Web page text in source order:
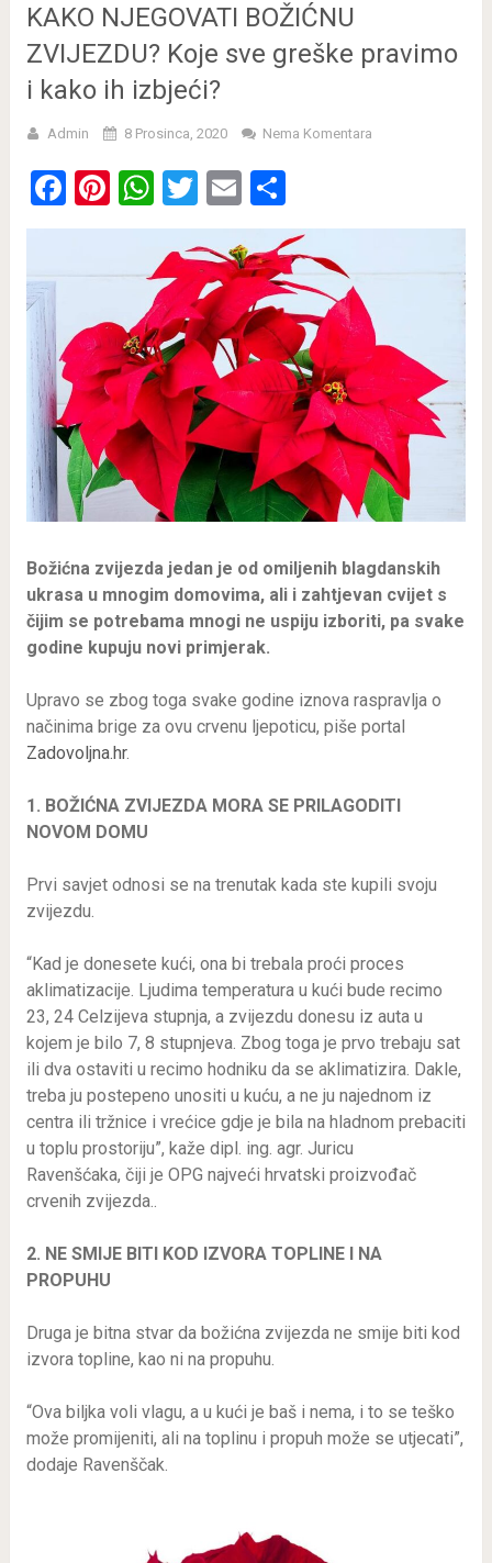
KAKO NJEGOVATI BOŽIĆNU
ZVIJEZDU? Koje sve greške pravimo
i kako ih izbjeći?
Admin 8 Prosinca, 2020 Nema Komentara
Facebook
Pinterest
WhatsApp
Twitter
EmailShare
Božićna zvijezda jedan je od omiljenih blagdanskih
ukrasa u mnogim domovima, ali i zahtjevan cvijet s
čijim se potrebama mnogi ne uspiju izboriti, pa svake
godine kupuju novi primjerak.
Upravo se zbog toga svake godine iznova raspravlja o
načinima brige za ovu crvenu ljepoticu, piše portal
Zadovoljna.hr.
1. BOŽIĆNA ZVIJEZDA MORA SE PRILAGODITI
NOVOM DOMU
Prvi savjet odnosi se na trenutak kada ste kupili svoju
zvijezdu.
“Kad je donesete kući, ona bi trebala proći proces
aklimatizacije. Ljudima temperatura u kući bude recimo
23, 24 Celzijeva stupnja, a zvijezdu donesu iz auta u
kojem je bilo 7, 8 stupnjeva. Zbog toga je prvo trebaju sat
ili dva ostaviti u recimo hodniku da se aklimatizira. Dakle,
treba ju postepeno unositi u kuću, a ne ju najednom iz
centra ili tržnice i vrećice gdje je bila na hladnom prebaciti
u toplu prostoriju”, kaže dipl. ing. agr. Juricu
Ravenšćaka, čiji je OPG najveći hrvatski proizvođač
crvenih zvijezda..
2. NE SMIJE BITI KOD IZVORA TOPLINE I NA
PROPUHU
Druga je bitna stvar da božićna zvijezda ne smije biti kod
izvora topline, kao ni na propuhu.
“Ova biljka voli vlagu, a u kući je baš i nema, i to se teško
može promijeniti, ali na toplinu i propuh može se utjecati”,
dodaje Ravenščak.